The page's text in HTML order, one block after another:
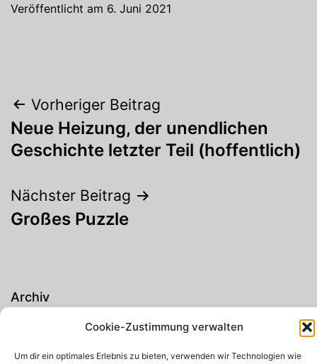
Cookie-Zustimmung verwalten
Um dir ein optimales Erlebnis zu bieten, verwenden wir Technologien wie
Veröffentlicht am 6. Juni 2021
Beitragsnavigation
Vorheriger Beitrag
Neue Heizung, der unendlichen
Geschichte letzter Teil (hoffentlich)
Nächster Beitrag
Großes Puzzle
Archiv